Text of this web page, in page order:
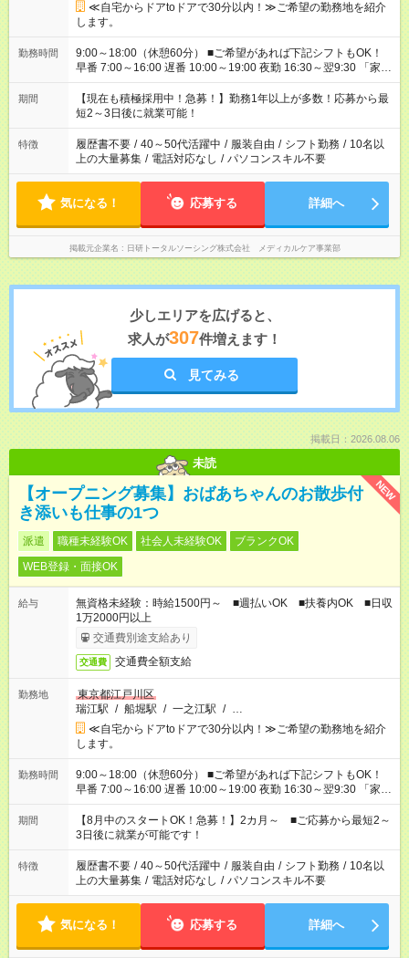
≪自宅からドアtoドアで30分以内！≫ご希望の勤務地を紹介
します。
勤務時間
9:00～18:00（休憩60分） ■ご希望があれば下記シフトもOK！
早番 7:00～16:00 遅番 10:00～19:00 夜勤 16:30～翌9:30 「家族
と休みを合わせたい」 「余裕を持って夕飯の準備がしたい」
「できれば残業はしたくない」 など、ご希望を教えてください
ね。 ※Wワーク希望の方へ 今ご覧のお仕事で希望する勤務時間
と、もう1つのお仕事の勤務時間。 合計で週40時間を超える場
合は応募できません。
期間
【現在も積極採用中！急募！】勤務1年以上が多数！応募から最
短2～3日後に就業可能！
特徴 履歴書不要 / 40～50代活躍中 / 服装自由 / シフト勤務 / 10名以
上の大量募集 / 電話対応なし / パソコンスキル不要
気になる！ 応募する 詳細へ
掲載元企業名 日研トータルソーシング株式会社 メディカルケア事業部
少しエリアを広げると、
求人が307件増えます！
見てみる
掲載日：2026.08.06
未読
NEW
【オープニング募集】おばあちゃんのお散歩付
き添いも仕事の1つ
派遣 職種未経験OK 社会人未経験OK
ブランクOK
WEB登録・面接OK
給与
無資格未経験：時給1500円～ ■週払いOK ■扶養内OK ■日収
1万2000円以上
交通費別途支給あり
交通費 交通費全額支給
勤務地
東京都江戸川区
瑞江駅 / 船堀駅 / 一之江駅 / …
≪自宅からドアtoドアで30分以内！≫ご希望の勤務地を紹介
します。
勤務時間
9:00～18:00（休憩60分） ■ご希望があれば下記シフトもOK！
早番 7:00～16:00 遅番 10:00～19:00 夜勤 16:30～翌9:30 「家族
と休みを合わせたい」 「余裕を持って夕飯の準備がしたい」
「できれば残業はしたくない」 など、ご希望を教えてください
ね。 ※Wワーク希望の方へ 今ご覧のお仕事で希望する勤務時間
と、もう1つのお仕事の勤務時間。 合計で週40時間を超える場
合は応募できません。
期間
【8月中のスタートOK！急募！】2カ月～ ■ご応募から最短2～
3日後に就業が可能です！
特徴 履歴書不要 / 40～50代活躍中 / 服装自由 / シフト勤務 / 10名以
上の大量募集 / 電話対応なし / パソコンスキル不要
気になる！ 応募する 詳細へ